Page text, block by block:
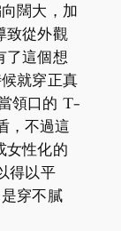
闊大，加
致從外觀
了這個想
就穿正真
領口的 T-
，不過這
女性化的
得以平
穿不膩